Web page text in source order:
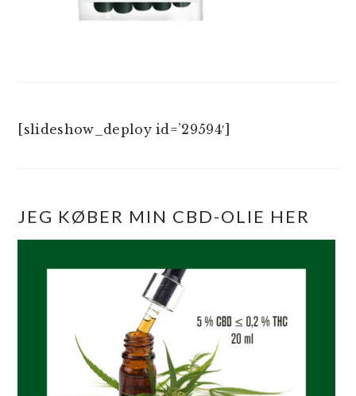
[slideshow_deploy id=’29594′]
JEG KØBER MIN CBD-OLIE HER